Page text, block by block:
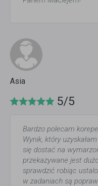
Asia
5/5
Bardzo polecam
Wynik, który
się dostać na
przekazywane jest
sprawdzić robiąc
w zadaniach są